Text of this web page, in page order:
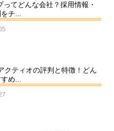
ってどんな会社？採用情報・
チ...
クティオの評判と特徴！どん
め...